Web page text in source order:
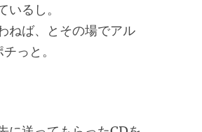
いるし。
ねば、とその場でアル
っと。